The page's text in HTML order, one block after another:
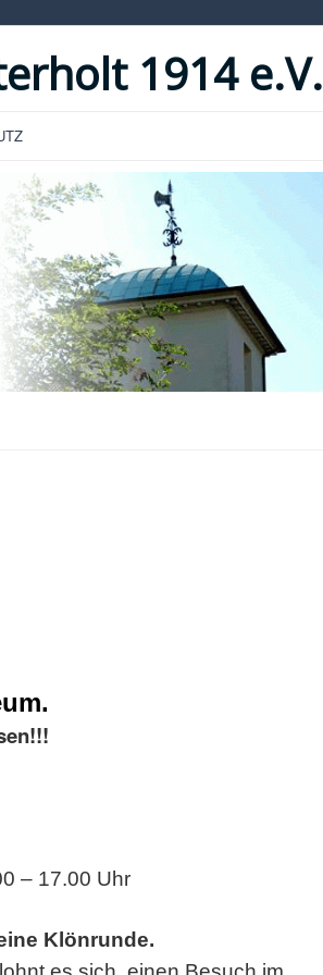
1914 e.V.
– 17.00 Uhr
Klönrunde.